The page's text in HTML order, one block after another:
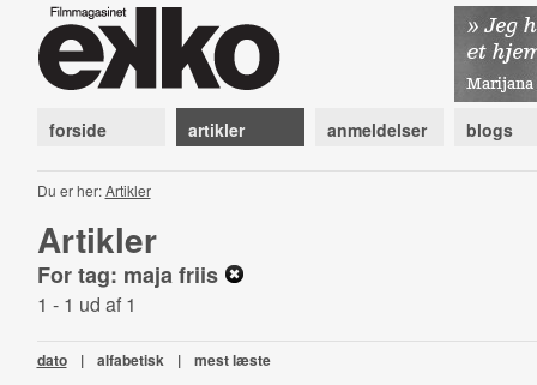
forside artikler anmeldelser blogs
Du er her:Artikler
Artikler
For tag: maja friis
1 - 1 ud af 1
dato | alfabetisk | mest læste